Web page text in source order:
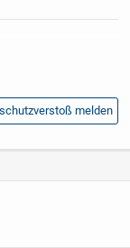
›
melden